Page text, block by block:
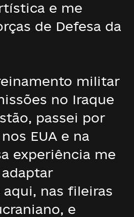
e me
de Defesa da
militar
no Iraque
passei por
EUA e na
experiência me
nas fileiras
e